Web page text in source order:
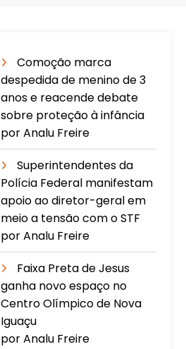
Comoção marca
despedida de menino de 3
anos e reacende debate
sobre proteção à infância
por Analu Freire
Superintendentes da
Polícia Federal manifestam
apoio ao diretor-geral em
meio a tensão com o STF
por Analu Freire
Faixa Preta de Jesus
ganha novo espaço no
Centro Olímpico de Nova
Iguaçu
por Analu Freire